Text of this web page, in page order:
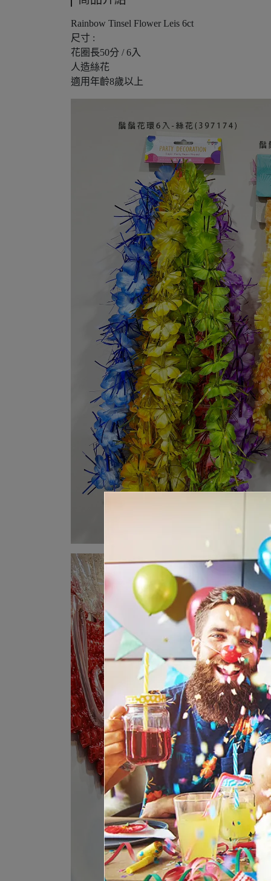
Rainbow Tinsel Flower Leis 6ct
尺寸 :
花圈長50分 / 6入
人造絲花
適用年齡8歲以上